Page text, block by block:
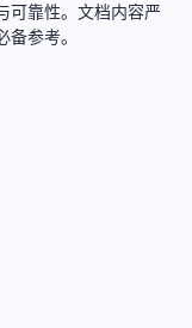
可靠性。文档内容严
参考。